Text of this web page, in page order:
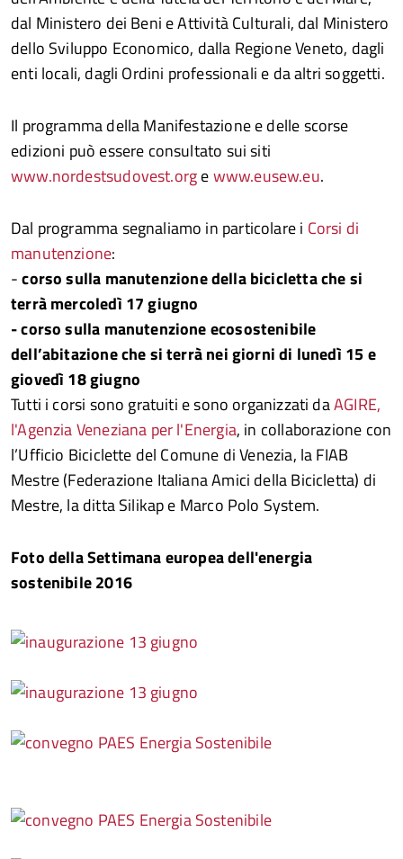
dal Ministero dei Beni e Attività Culturali, dal Ministero
dello Sviluppo Economico, dalla Regione Veneto, dagli
enti locali, dagli Ordini professionali e da altri soggetti.
Il programma della Manifestazione e delle scorse
edizioni può essere consultato sui siti
www.nordestsudovest.orgewww.eusew.eu.
Dal programma segnaliamo in particolare i Corsi di
manutenzione:
-corso sulla manutenzione della bicicletta che si
terrà mercoledì 17 giugno
- corso sulla manutenzione ecosostenibile
dell’abitazione che si terrà nei giorni di lunedì 15 e
giovedì 18 giugno
Tutti i corsi sono gratuiti e sono organizzati daAGIRE,
l'Agenzia Veneziana per l'Energia, in collaborazione con
l’Ufficio Biciclette del Comune di Venezia, la FIAB
Mestre (Federazione Italiana Amici della Bicicletta) di
Mestre, la ditta Silikap e Marco Polo System.
Foto della Settimana europea dell'energia
sostenibile 2016